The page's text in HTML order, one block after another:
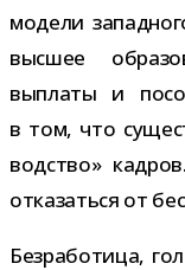
модели
выс­шее
выплаты и
в том, что
вод­ство»
отка­заться от
Безработица,